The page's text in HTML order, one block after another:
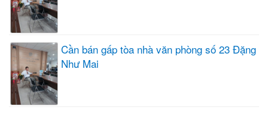
Cần bán gấp tòa nhà văn phòng số 23 Đặng
Như Mai